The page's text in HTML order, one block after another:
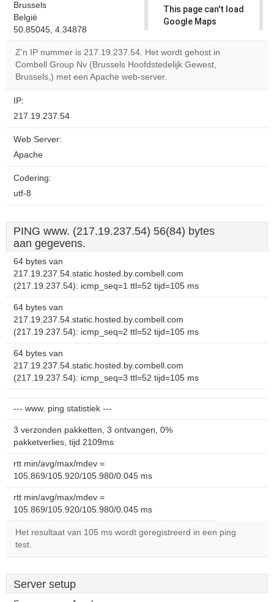
Brussels
België
50.85045, 4.34878
This page can't load
Google Maps
Do you
own this
Z'n IP nummer is 217.19.237.54. Het wordt gehost in
Combell Group Nv (Brussels Hoofdstedelijk Gewest,
Brussels,) met een Apache web-server.
IP:
217.19.237.54
Web Server:
Apache
Codering:
utf-8
PING www. (217.19.237.54) 56(84) bytes
aan gegevens.
64 bytes van
217.19.237.54.static.hosted.by.combell.com
(217.19.237.54): icmp_seq=1 ttl=52 tijd=105 ms
64 bytes van
217.19.237.54.static.hosted.by.combell.com
(217.19.237.54): icmp_seq=2 ttl=52 tijd=105 ms
64 bytes van
217.19.237.54.static.hosted.by.combell.com
(217.19.237.54): icmp_seq=3 ttl=52 tijd=105 ms
--- www. ping statistiek ---
3 verzonden pakketten, 3 ontvangen, 0%
pakketverlies, tijd 2109ms
rtt min/avg/max/mdev =
105.869/105.920/105.980/0.045 ms
rtt min/avg/max/mdev =
105.869/105.920/105.980/0.045 ms
Het resultaat van 105 ms wordt geregistreerd in een ping
test.
Server setup